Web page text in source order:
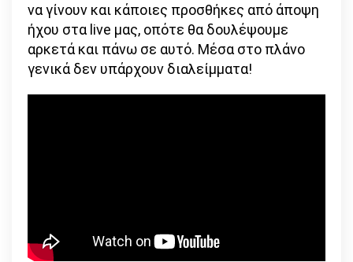
να γίνουν και κάποιες προσθήκες από άποψη
ήχου στα live μας, οπότε θα δουλέψουμε
αρκετά και πάνω σε αυτό. Μέσα στο πλάνο
γενικά δεν υπάρχουν διαλείμματα!